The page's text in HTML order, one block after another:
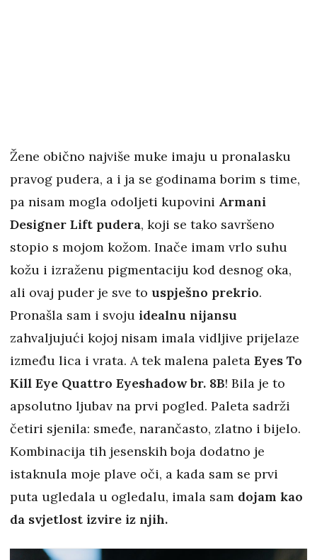
Žene obično najviše muke imaju u pronalasku
pravog pudera, a i ja se godinama borim s time,
pa nisam mogla odoljeti kupovini Armani
Designer Lift pudera, koji se tako savršeno
stopio s mojom kožom. Inače imam vrlo suhu
kožu i izraženu pigmentaciju kod desnog oka,
ali ovaj puder je sve to uspješno prekrio.
Pronašla sam i svoju idealnu nijansu
zahvaljujući kojoj nisam imala vidljive prijelaze
između lica i vrata. A tek malena paleta Eyes To
Kill Eye Quattro Eyeshadow br. 8B! Bila je to
apsolutno ljubav na prvi pogled. Paleta sadrži
četiri sjenila: smeđe, narančasto, zlatno i bijelo.
Kombinacija tih jesenskih boja dodatno je
istaknula moje plave oči, a kada sam se prvi
puta ugledala u ogledalu, imala sam dojam kao
da svjetlost izvire iz njih.